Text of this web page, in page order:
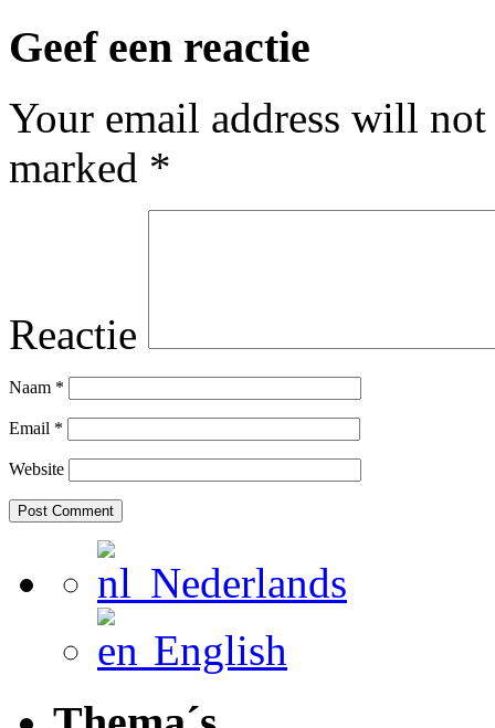
Geef een reactie
Your email address will
marked *
Reactie
Naam *
Email *
Website
Nederlands
English